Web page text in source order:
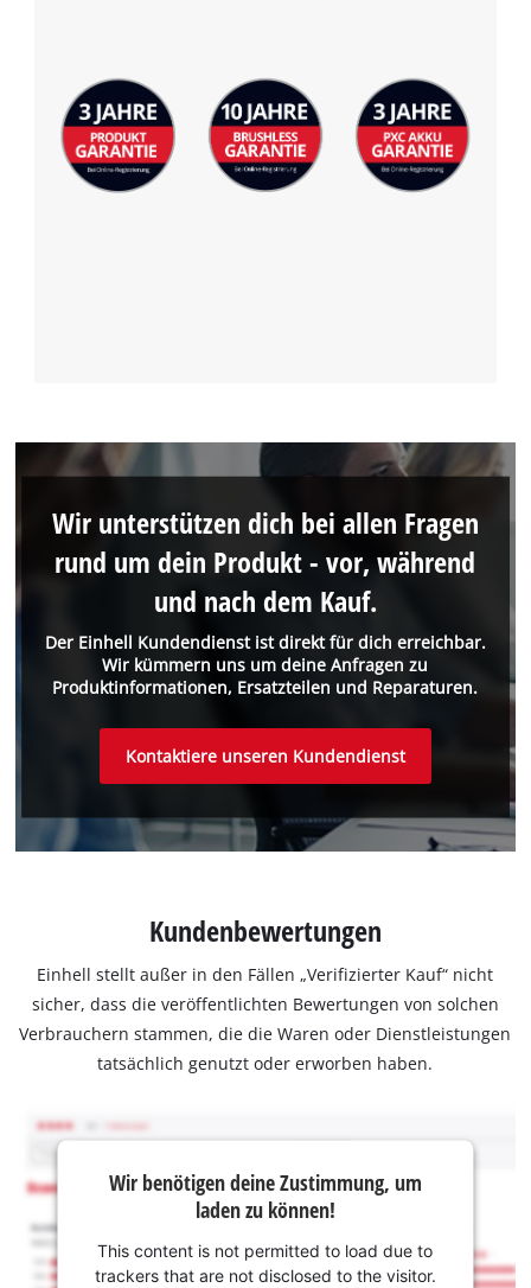
Der Einhell Kundendienst ist direkt für dich erreichbar.
Wir kümmern uns um deine Anfragen zu
Produktinformationen, Ersatzteilen und Reparaturen.
Wir unterstützen dich bei allen Fragen
rund um dein Produkt - vor, während
und nach dem Kauf.
Kontaktiere unseren Kundendienst
Kundenbewertungen
Einhell stellt außer in den Fällen „Verifizierter Kauf“ nicht
sicher, dass die veröffentlichten Bewertungen von solchen
Verbrauchern stammen, die die Waren oder Dienstleistungen
tatsächlich genutzt oder erworben haben.
Wir benötigen deine Zustimmung, um
laden zu können!
This content is not permitted to load due to
trackers that are not disclosed to the visitor.